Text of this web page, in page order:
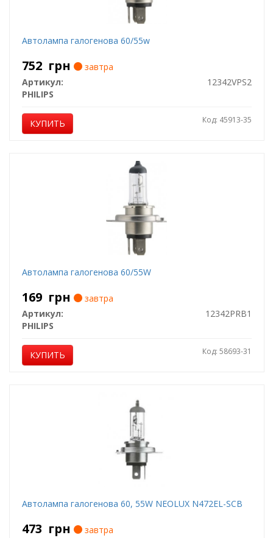
Автолампа галогенова 60/55w
752 грн
завтра
Артикул:
12342VPS2
PHILIPS
КУПИТЬ Код: 45913-35
Автолампа галогенова 60/55W
169 грн
завтра
Артикул:
12342PRB1
PHILIPS
КУПИТЬ Код: 58693-31
Автолампа галогенова 60, 55W NEOLUX N472EL-SCB
473 грн завтра